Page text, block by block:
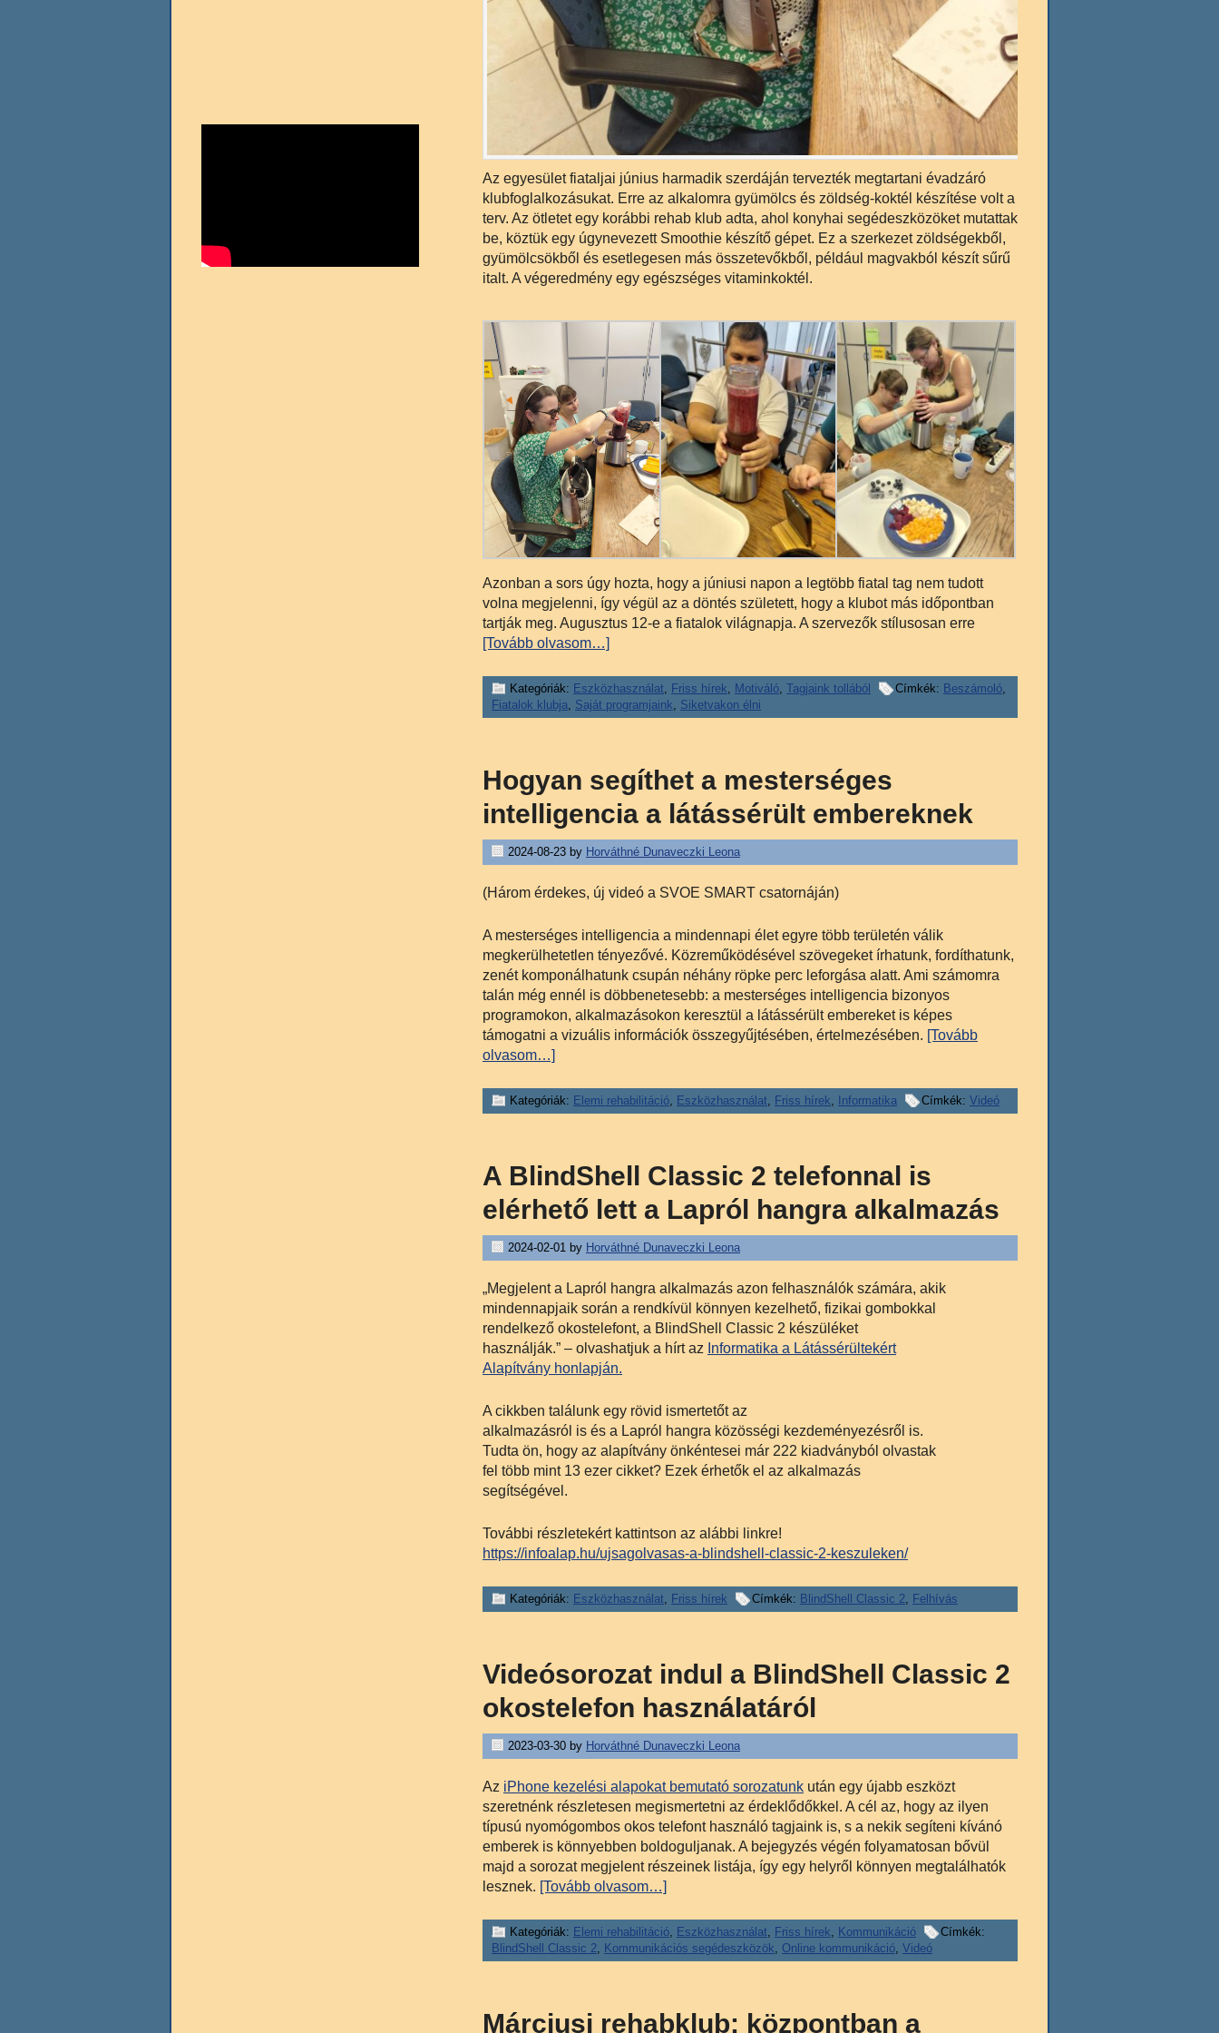
Az egyesület fiataljai június harmadik szerdáján tervezték megtartani évadzáró
klubfoglalkozásukat. Erre az alkalomra gyümölcs és zöldség-koktél készítése volt a
terv. Az ötletet egy korábbi rehab klub adta, ahol konyhai segédeszközöket mutattak
be, köztük egy úgynevezett Smoothie készítő gépet. Ez a szerkezet zöldségekből,
gyümölcsökből és esetlegesen más összetevőkből, például magvakból készít sűrű
italt. A végeredmény egy egészséges vitaminkoktél.
Azonban a sors úgy hozta, hogy a júniusi napon a legtöbb fiatal tag nem tudott
volna megjelenni, így végül az a döntés született, hogy a klubot más időpontban
tartják meg. Augusztus 12-e a fiatalok világnapja. A szervezők stílusosan erre
[Tovább olvasom…]
Kategóriák: Eszközhasználat, Friss hírek, Motiváló, Tagjaink tollából Címkék: Beszámoló,
Fiatalok klubja, Saját programjaink, Siketvakon élni
Hogyan segíthet a mesterséges
intelligencia a látássérült embereknek
2024-08-23 by Horváthné Dunaveczki Leona
(Három érdekes, új videó a SVOE SMART csatornáján)
A mesterséges intelligencia a mindennapi élet egyre több területén válik
megkerülhetetlen tényezővé. Közreműködésével szövegeket írhatunk, fordíthatunk,
zenét komponálhatunk csupán néhány röpke perc leforgása alatt. Ami számomra
talán még ennél is döbbenetesebb: a mesterséges intelligencia bizonyos
programokon, alkalmazásokon keresztül a látássérült embereket is képes
támogatni a vizuális információk összegyűjtésében, értelmezésében. [Tovább
olvasom…]
Kategóriák: Elemi rehabilitáció, Eszközhasználat, Friss hírek, Informatika Címkék: Videó
A BlindShell Classic 2 telefonnal is
elérhető lett a Lapról hangra alkalmazás
2024-02-01 by Horváthné Dunaveczki Leona
„Megjelent a Lapról hangra alkalmazás azon felhasználók számára, akik
mindennapjaik során a rendkívül könnyen kezelhető, fizikai gombokkal
rendelkező okostelefont, a BlindShell Classic 2 készüléket
használják.” – olvashatjuk a hírt az Informatika a Látássérültekért
Alapítvány honlapján.
A cikkben találunk egy rövid ismertetőt az
alkalmazásról is és a Lapról hangra közösségi kezdeményezésről is.
Tudta ön, hogy az alapítvány önkéntesei már 222 kiadványból olvastak
fel több mint 13 ezer cikket? Ezek érhetők el az alkalmazás
segítségével.
További részletekért kattintson az alábbi linkre!
https://infoalap.hu/ujsagolvasas-a-blindshell-classic-2-keszuleken/
Kategóriák: Eszközhasználat, Friss hírek Címkék: BlindShell Classic 2, Felhívás
Videósorozat indul a BlindShell Classic 2
okostelefon használatáról
2023-03-30 by Horváthné Dunaveczki Leona
Az iPhone kezelési alapokat bemutató sorozatunk után egy újabb eszközt
szeretnénk részletesen megismertetni az érdeklődőkkel. A cél az, hogy az ilyen
típusú nyomógombos okos telefont használó tagjaink is, s a nekik segíteni kívánó
emberek is könnyebben boldoguljanak. A bejegyzés végén folyamatosan bővül
majd a sorozat megjelent részeinek listája, így egy helyről könnyen megtalálhatók
lesznek. [Tovább olvasom…]
Kategóriák: Elemi rehabilitáció, Eszközhasználat, Friss hírek, Kommunikáció
Címkék:
BlindShell Classic 2, Kommunikációs segédeszközök, Online kommunikáció, Videó
Márciusi rehabklub: központban a